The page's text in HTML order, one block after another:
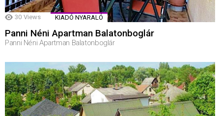
30 Views KIADÓ NYARALÓ
Panni Néni Apartman Balatonboglár
Panni Néni Apartman Balatonboglár